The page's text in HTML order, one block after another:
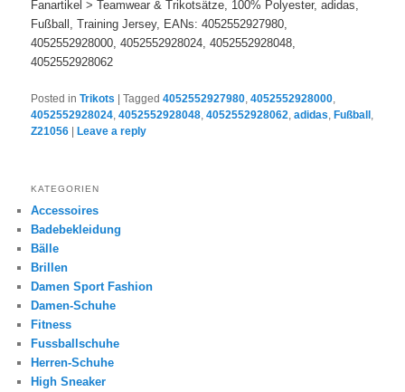
Fanartikel > Teamwear & Trikotsätze, 100% Polyester, adidas,
Fußball, Training Jersey, EANs: 4052552927980,
4052552928000, 4052552928024, 4052552928048,
4052552928062
Posted in Trikots |Tagged 4052552927980 ,4052552928000
4052552928024 ,4052552928048 ,4052552928062 ,adidas ,Fußball
Z21056 |Leave a reply
KATEGORIEN
Accessoires
Badebekleidung
Bälle
Brillen
Damen Sport Fashion
Damen-Schuhe
Fitness
Fussballschuhe
Herren-Schuhe
High Sneaker